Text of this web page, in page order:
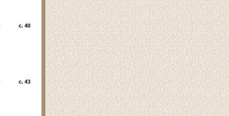
c. 40
c. 43